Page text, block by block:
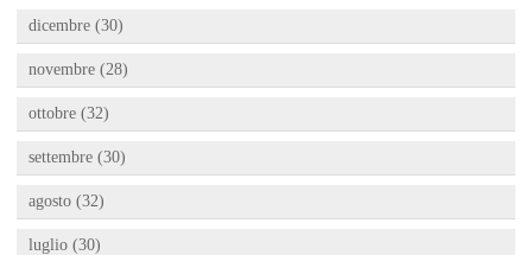
dicembre (30)
novembre (28)
ottobre (32)
settembre (30)
agosto (32)
luglio (30)